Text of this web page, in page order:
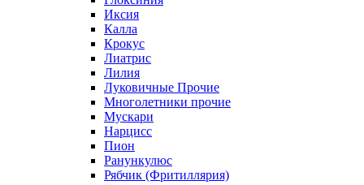
Иксия
Калла
Крокус
Лиатрис
Лилия
Луковичные Прочие
Многолетники прочие
Мускари
Нарцисс
Пион
Ранункулюс
Рябчик (Фритиллярия)